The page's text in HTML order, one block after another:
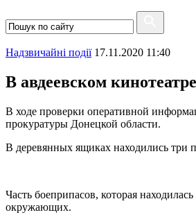
Надзвичайні події 17.11.2020 11:40
В авдеевском
В ходе проверки оперативной
прокуратуры Донецкой области.
В деревянных ящиках находились три
Часть боеприпасов, которая
окружающих.